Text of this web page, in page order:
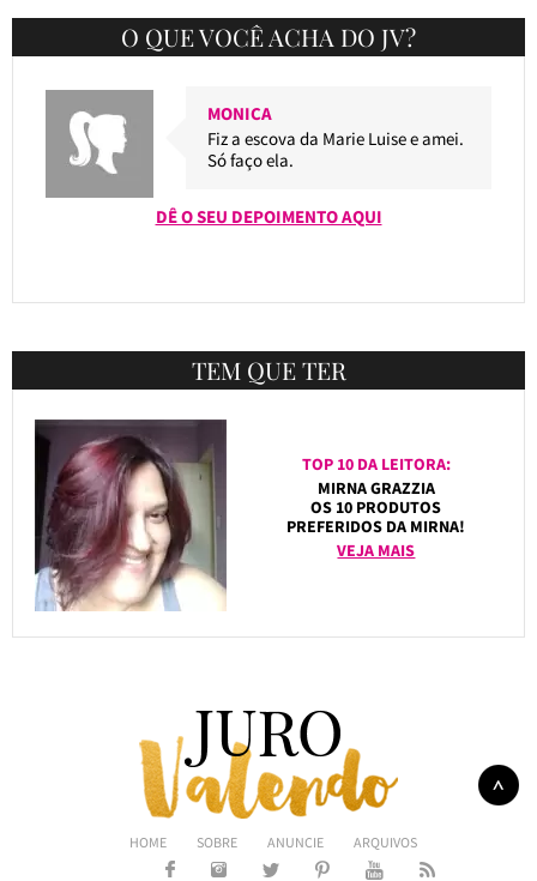
O QUE VOCÊ ACHA DO JV?
MONICA
Fiz a escova da Marie Luise e amei.
Só faço ela.
DÊ O SEU DEPOIMENTO AQUI
TEM QUE TER
TOP 10 DA LEITORA:
MIRNA GRAZZIA
OS 10 PRODUTOS
PREFERIDOS DA MIRNA!
VEJA MAIS
HOME SOBRE ANUNCIE ARQUIVOS